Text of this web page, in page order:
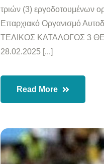
τριών (3) εργοδοτουμένων
Επαρχιακό Οργανισμό
ΤΕΛΙΚΟΣ ΚΑΤΑΛΟΓΟΣ 3
28.02.2025 [...]
Read More